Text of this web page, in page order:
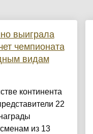
выиграла
чемпионата
видам
континента
22
из 13